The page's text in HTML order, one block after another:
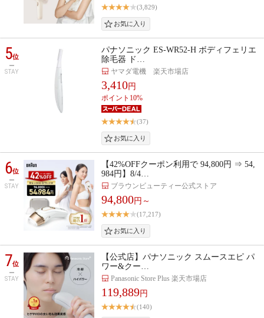
(3,829)
5位
STAY
パナソニック ES-WR52-H ボディフェリエ
除毛器 ド…
ヤマダ電機 楽天市場店
3,410円
ポイント10%
(37)
6位
STAY
【42%OFFクーポン利用で 94,800円 ⇒ 54,
984円】8/4…
ブラウンビューティー公式ストア
94,800円～
(17,217)
7位
STAY
【公式店】パナソニック スムースエピ パ
ワー&クー…
Panasonic Store Plus 楽天市場店
119,889円
(140)